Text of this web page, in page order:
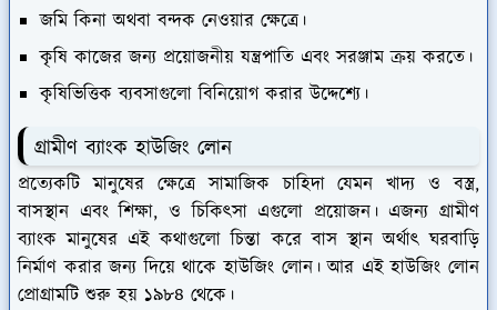
জমি কিনা অথবা বন্দক নেওয়ার ক্ষেত্রে।
কৃষি কাজের জন্য প্রয়োজনীয় যন্ত্রপাতি এবং সরঞ্জাম ক্রয় করতে।
কৃষিভিত্তিক ব্যবসাগুলো বিনিয়োগ করার উদ্দেশ্যে।
গ্রামীণ ব্যাংক হাউজিং লোন
প্রত্যেকটি মানুষের ক্ষেত্রে সামাজিক চাহিদা যেমন খাদ্য ও বস্ত্র,
বাসস্থান এবং শিক্ষা, ও চিকিৎসা এগুলো প্রয়োজন। এজন্য গ্রামীণ
ব্যাংক মানুষের এই কথাগুলো চিন্তা করে বাস স্থান অর্থাৎ ঘরবাড়ি
নির্মাণ করার জন্য দিয়ে থাকে হাউজিং লোন। আর এই হাউজিং লোন
প্রোগ্রামটি শুরু হয় ১৯৮৪ থেকে।